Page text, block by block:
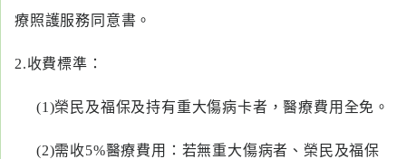
療照護服務同意書。
2.收費標準：
(1)榮民及福保及持有重大傷病卡者，醫療費用全免。
(2)需收5%醫療費用：若無重大傷病者、榮民及福保